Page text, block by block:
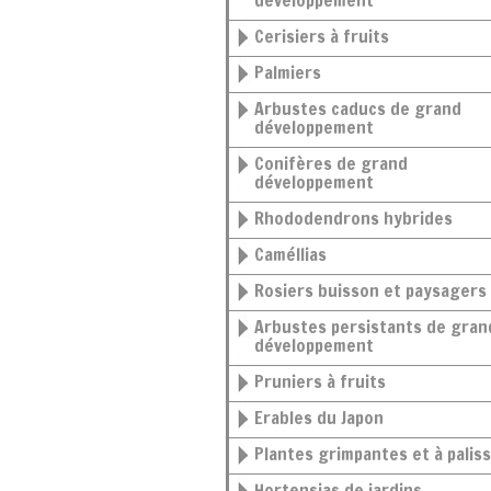
Cerisiers à fruits
Palmiers
Arbustes caducs de grand
développement
Conifères de grand
développement
Rhododendrons hybrides
Caméllias
Rosiers buisson et paysagers
Arbustes persistants de grand
développement
Pruniers à fruits
Erables du Japon
Plantes grimpantes et à